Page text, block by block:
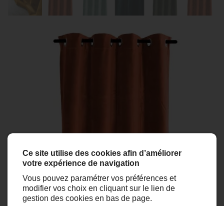
Ce site utilise des cookies afin d’améliorer
votre expérience de navigation
Vous pouvez paramétrer vos préférences et
modifier vos choix en cliquant sur le lien de
gestion des cookies en bas de page.